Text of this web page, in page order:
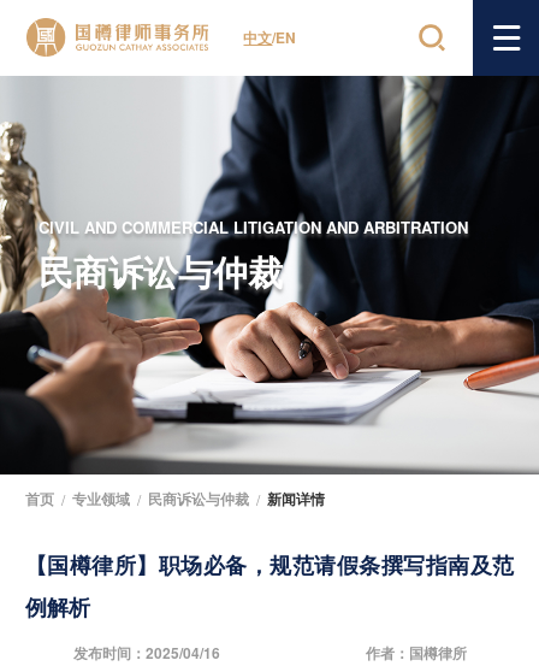
中文/EN
CIVIL AND COMMERCIAL LITIGATION AND ARBITRATION
民商诉讼与仲裁
首页 / 专业领域 / 民商诉讼与仲裁 / 新闻详情
【国樽律所】职场必备，规范请假条撰写指南及范
例解析
发布时间：2025/04/16 作者：国樽律所